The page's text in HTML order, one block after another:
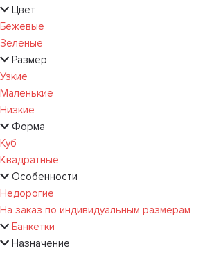
Цвет
Бежевые
Зеленые
Размер
Узкие
Маленькие
Низкие
Форма
Куб
Квадратные
Особенности
Недорогие
На заказ по индивидуальным размерам
Банкетки
Назначение